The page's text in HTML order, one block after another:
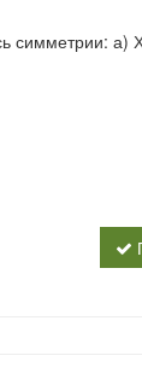
симметрии: